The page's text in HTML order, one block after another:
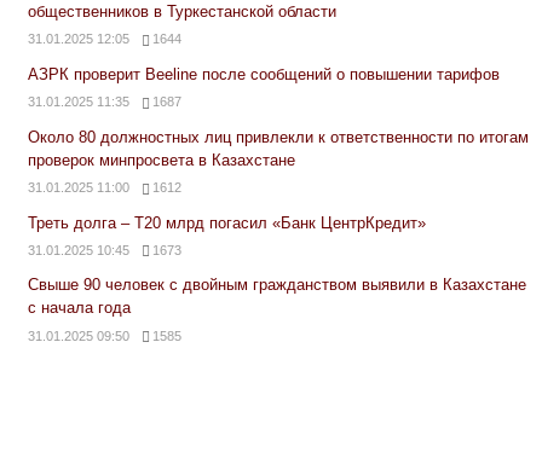
общественников в Туркестанской области
31.01.2025 12:05 1644
АЗРК проверит Beeline после сообщений о повышении тарифов
31.01.2025 11:35 1687
Около 80 должностных лиц привлекли к ответственности по итогам
проверок минпросвета в Казахстане
31.01.2025 11:00 1612
Треть долга – Т20 млрд погасил «Банк ЦентрКредит»
31.01.2025 10:45 1673
Свыше 90 человек с двойным гражданством выявили в Казахстане
с начала года
31.01.2025 09:50 1585